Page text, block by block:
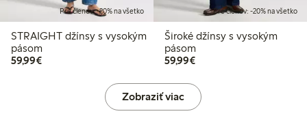
Pre členov: -20% na všetko
STRAIGHT džínsy s vysokým
pásom
59,99€59,99 €
Pre členov: -20% na všetko
Široké džínsy s vysokým
pásom
59,99€59,99 €
Zobraziť viac